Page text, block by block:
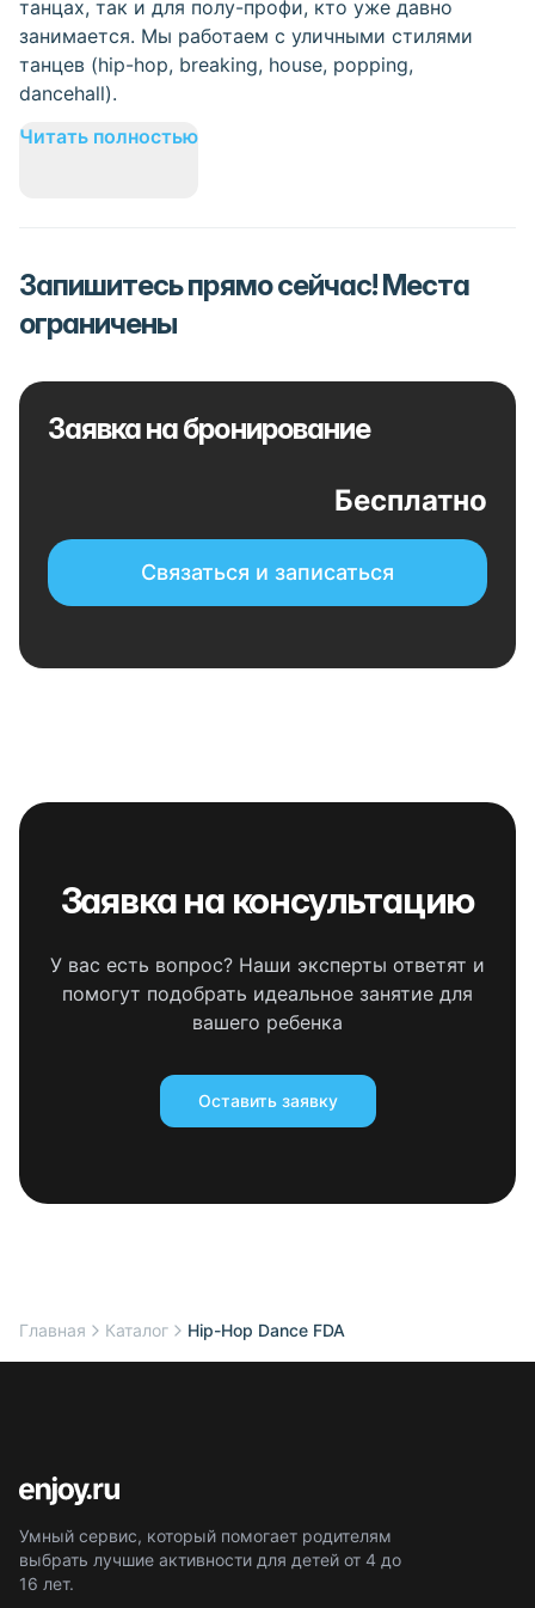
танцах, так и для полу-профи, кто уже давно
занимается. Мы работаем с уличными стилями
танцев (hip-hop, breaking, house, popping,
dancehall).
Читать полностью
Запишитесь прямо сейчас! Места
ограничены
Заявка на бронирование
Бесплатно
Связаться и записаться
Заявка на консультацию
У вас есть вопрос? Наши эксперты ответят и
помогут подобрать идеальное занятие для
вашего ребенка
Оставить заявку
Главная Каталог Hip-Hop Dance FDA
Умный сервис, который помогает родителям
выбрать лучшие активности для детей от 4 до
16 лет.